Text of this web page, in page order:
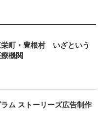
栄町・豊根村 いざという
機関
ム ストーリーズ広告制作